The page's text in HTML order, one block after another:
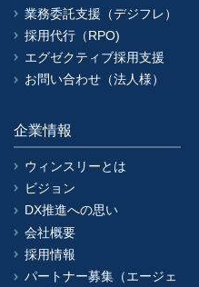
業務委託支援（デジフレ）
採用代行（RPO)
エグゼクティブ採用支援
お問い合わせ（法人様）
企業情報
ウィンスリーとは
ビジョン
DX推進への思い
会社概要
採用情報
パートナー募集（エージェ